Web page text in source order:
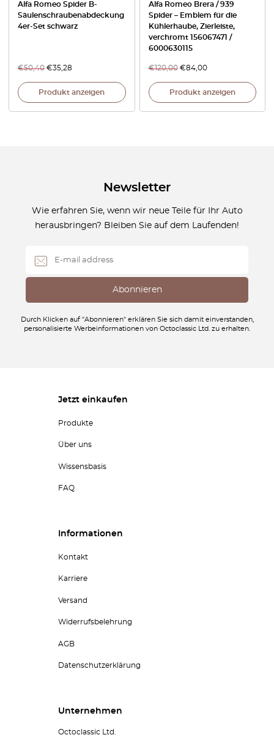
Alfa Romeo Spider B-
Säulenschraubenabdeckung
4er-Set schwarz
€50,40 €35,28
Produkt anzeigen
Alfa Romeo Brera / 939
Spider – Emblem für die
Kühlerhaube, Zierleiste,
verchromt 156067471 /
6000630115
€120,00 €84,00
Produkt anzeigen
Newsletter
Wie erfahren Sie, wenn wir neue Teile für Ihr Auto
herausbringen? Bleiben Sie auf dem Laufenden!
Durch Klicken auf "Abonnieren" erklären Sie sich damit einverstanden,
personalisierte Werbeinformationen von Octoclassic Ltd. zu erhalten.
Jetzt einkaufen
Produkte
Über uns
Wissensbasis
FAQ
Informationen
Kontakt
Karriere
Versand
Widerrufsbelehrung
AGB
Datenschutzerklärung
Unternehmen
Octoclassic Ltd.